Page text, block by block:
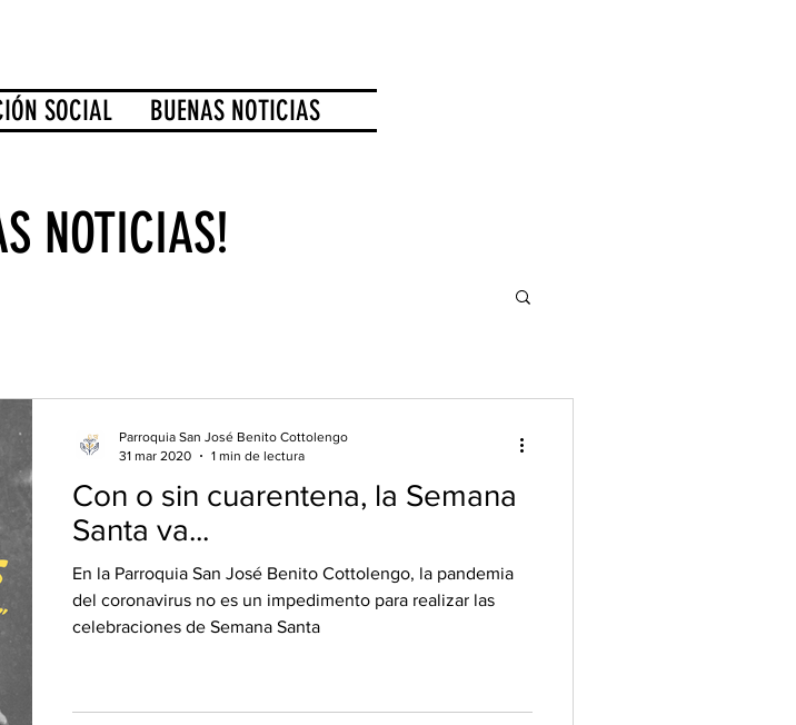
SOCIAL BUENAS NOTICIAS
NOTICIAS!
Con o sin cuarentena, la Semana
Santa va...
En la Parroquia San José Benito Cottolengo, la pandemia
del coronavirus no es un impedimento para realizar las
celebraciones de Semana Santa
Parroquia San José Benito Cottolengo
31 mar 2020
1 min de lectura